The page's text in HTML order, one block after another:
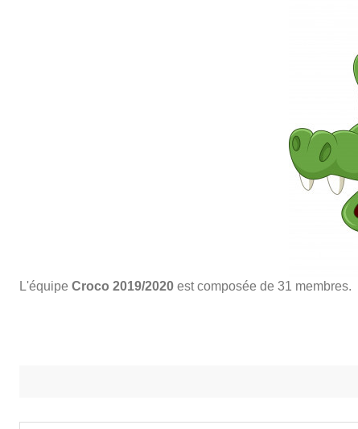
L'équipe Croco 2019/2020 est composée de 31 membres.